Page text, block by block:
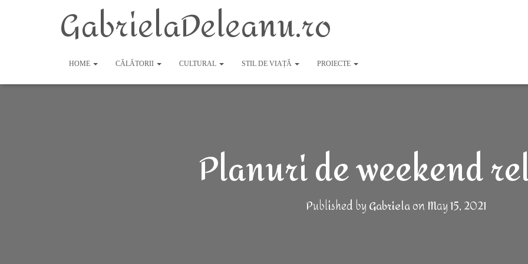
GabrielaDeleanu.ro
HOME CĂLĂTORII CULTURAL STIL DE VIAȚĂ PROIECTE
Planuri de weekend
Published byGabrielaonMay 15, 2021